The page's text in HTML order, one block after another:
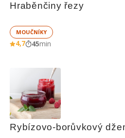
Hraběnčiny řezy
MOUČNÍKY
4,7 45min
Rybízovo-borůvkový